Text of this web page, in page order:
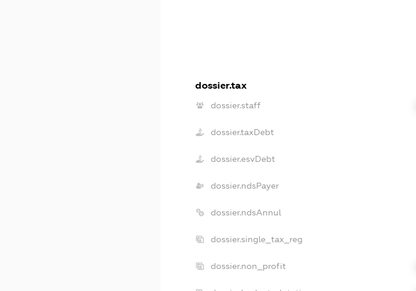
dossier.tax
dossier.staff
dossier.taxDebt
dossier.esvDebt
dossier.ndsPayer
dossier.ndsAnnul
dossier.single_tax_reg
dossier.non_profit